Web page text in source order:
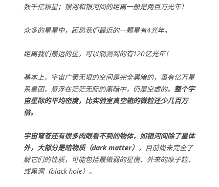
数千亿颗星；银河和银河间的距离一般是两百万光年！
众多的星星中，距离我们最近的一颗星有4光年。
距离我们最远的星，可以观测到的有120亿光年！
基本上，宇宙广袤无垠的空间是完全黑暗的，虽有亿万星
系星团，悬浮在茫茫无际的黑暗中，仍是空虚的。 整个宇
宙星际的平均密度，比实验室真空箱的微粒还少几百万
倍。
宇宙穹苍还有很多肉眼看不到的物体，如银河间除了星体
外，大部分是暗物质（dark matter） ，目前尚未完全了
解它们的性质，可能包括最微弱的星宿、外来的原子粒、
或黑洞（black hole）。